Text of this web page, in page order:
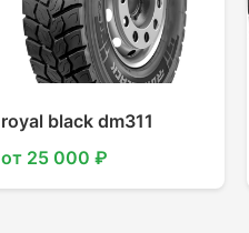
royal black dm311
от 25 000 ₽